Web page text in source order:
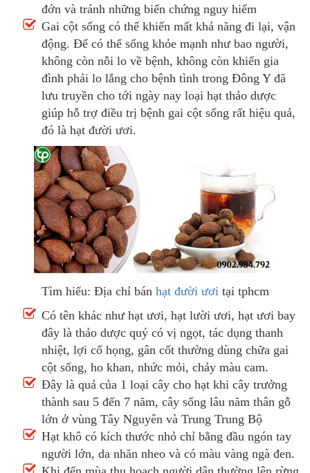
đớn và tránh những biến chứng nguy hiểm
Gai cột sống có thể khiến mất khả năng đi lại, vận
động. Để có thể sống khỏe mạnh như bao người,
không còn nỗi lo về bệnh, không còn khiến gia
đình phải lo lắng cho bệnh tình trong Đông Y đã
lưu truyền cho tới ngày nay loại hạt thảo dược
giúp hỗ trợ điều trị bệnh gai cột sống rất hiệu quả,
đó là hạt đười ươi.
Tìm hiểu: Địa chỉ bán hạt đười ươitại tphcm
Có tên khác như hạt ươi, hạt lười ươi, hạt ươi bay
đây là thảo dược quý có vị ngọt, tác dụng thanh
nhiệt, lợi cổ họng, gân cốt thường dùng chữa gai
cột sống, ho khan, nhức mỏi, chảy màu cam.
Đây là quả của 1 loại cây cho hạt khi cây trưởng
thành sau 5 đến 7 năm, cây sống lâu năm thân gỗ
lớn ở vùng Tây Nguyên và Trung Trung Bộ
Hạt khô có kích thước nhỏ chỉ bằng đầu ngón tay
người lớn, da nhăn nheo và có màu vàng ngà đen.